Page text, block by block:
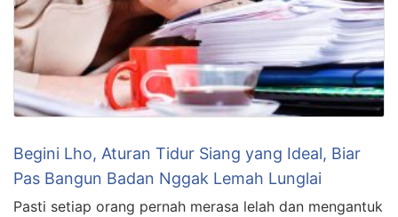
Begini Lho, Aturan Tidur Siang yang Ideal, Biar
Pas Bangun Badan Nggak Lemah Lunglai
Pasti setiap orang pernah merasa lelah dan mengantuk